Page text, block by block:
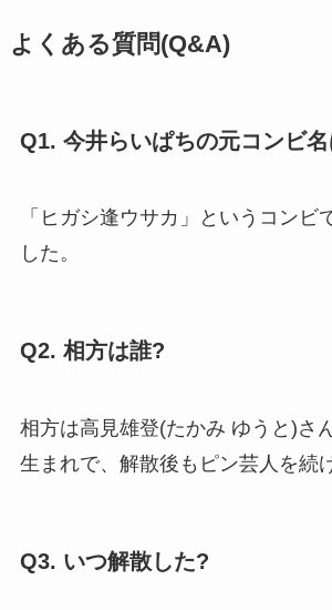
よくある質問(Q&A)
Q1. 今井らいぱちの元コンビ
「ヒガシ逢ウサカ」というコンビ
した。
Q2. 相方は誰?
相方は高見雄登(たかみ ゆうと)さ
生まれで、解散後もピン芸人を続
Q3. いつ解散した?